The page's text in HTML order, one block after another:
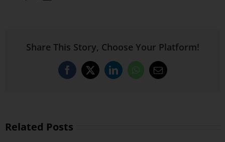
Share This Story, Choose Your Platform!
Facebook
X LinkedInWhatsApp
Email
Related Posts